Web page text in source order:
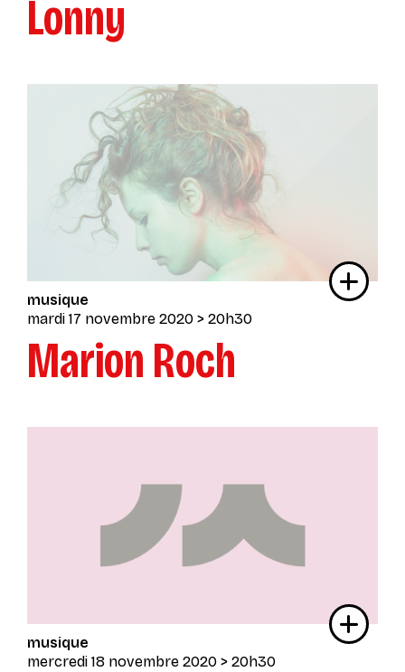
Lonny
musique
mardi 17 novembre 2020 > 20h30
Marion Roch
musique
mercredi 18 novembre 2020 > 20h30